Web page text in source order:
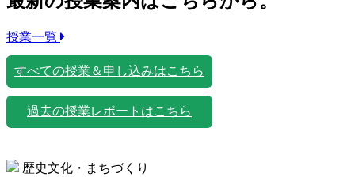
授業一覧
すべての授業＆申し込みはこちら
過去の授業レポートはこちら
歴史文化・まちづくり